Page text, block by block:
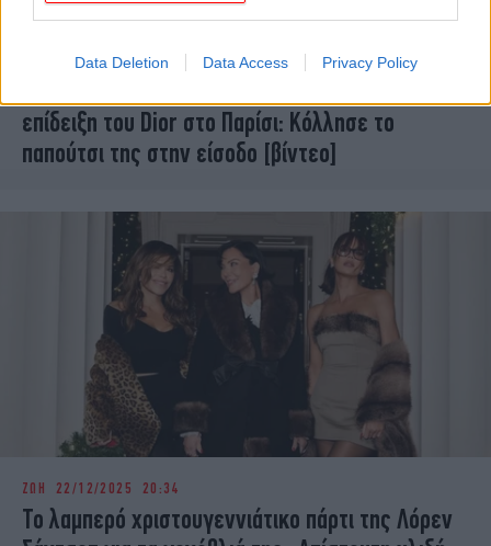
Data Deletion Data Access Privacy Policy
27/01/2026 10:30
επίδειξη του Dior στο Παρίσι: Κόλλησε το
παπούτσι της στην είσοδο [βίντεο]
ΖΩΗ 22/12/2025 20:34
Το λαμπερό χριστουγεννιάτικο πάρτι της Λόρεν